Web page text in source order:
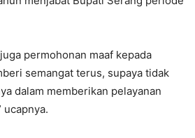
permohonan maaf kepada
semangat terus, supaya tidak
dalam memberikan pelayanan
ucapnya.